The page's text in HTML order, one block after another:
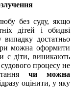
без суду, якщо
дітей і обидві
випадку достатньо
можна оформити
є діти, виникають
процесу не
чи можна
оцінити, у яку